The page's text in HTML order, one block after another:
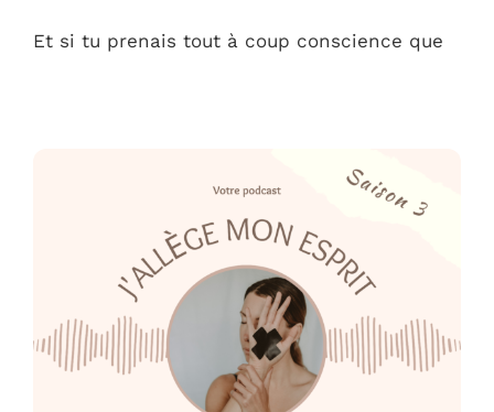
Et si tu prenais tout à coup conscience que